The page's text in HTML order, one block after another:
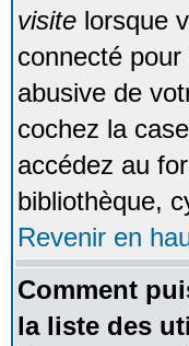
visite lorsque
connecté
abusive de
cochez la
accédez au
bibliothèque,
Revenir en
Comment
la liste des